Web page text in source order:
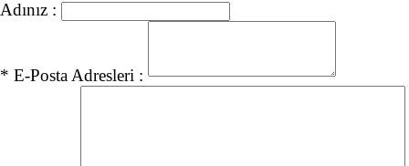
Adınız :
* E-Posta Adresleri :